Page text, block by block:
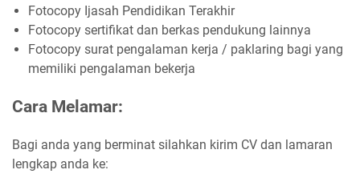
Fotocopy Ijasah Pendidikan Terakhir
Fotocopy sertifikat dan berkas pendukung lainnya
Fotocopy surat pengalaman kerja / paklaring bagi yang
memiliki pengalaman bekerja
Cara Melamar:
Bagi anda yang berminat silahkan kirim CV dan lamaran
lengkap anda ke: